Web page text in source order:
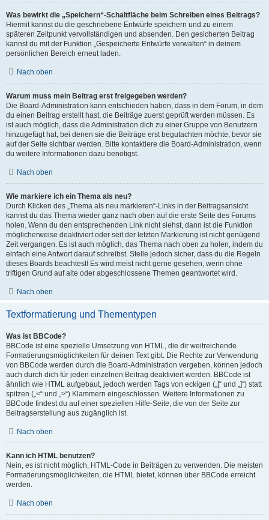
Was bewirkt die „Speichern“-Schaltfläche beim Schreiben eines Beitrags?
Hiermit kannst du die geschriebene Entwürfe speichern und zu einem
späteren Zeitpunkt vervollständigen und absenden. Den gesicherten Beitrag
kannst du mit der Funktion „Gespeicherte Entwürfe verwalten“ in deinem
persönlichen Bereich erneut laden.
Nach oben
Warum muss mein Beitrag erst freigegeben werden?
Die Board-Administration kann entschieden haben, dass in dem Forum, in dem
du einen Beitrag erstellt hast, die Beiträge zuerst geprüft werden müssen. Es
ist auch möglich, dass die Administration dich zu einer Gruppe von Benutzern
hinzugefügt hat, bei denen sie die Beiträge erst begutachten möchte, bevor sie
auf der Seite sichtbar werden. Bitte kontaktiere die Board-Administration, wenn
du weitere Informationen dazu benötigst.
Nach oben
Wie markiere ich ein Thema als neu?
Durch Klicken des „Thema als neu markieren“-Links in der Beitragsansicht
kannst du das Thema wieder ganz nach oben auf die erste Seite des Forums
holen. Wenn du den entsprechenden Link nicht siehst, dann ist die Funktion
möglicherweise deaktiviert oder seit der letzten Markierung ist nicht genügend
Zeit vergangen. Es ist auch möglich, das Thema nach oben zu holen, indem du
einfach eine Antwort darauf schreibst. Stelle jedoch sicher, dass du die Regeln
dieses Boards beachtest! Es wird meist nicht gerne gesehen, wenn ohne
triftigen Grund auf alte oder abgeschlossene Themen geantwortet wird.
Nach oben
Textformatierung und Thementypen
Was ist BBCode?
BBCode ist eine spezielle Umsetzung von HTML, die dir weitreichende
Formatierungsmöglichkeiten für deinen Text gibt. Die Rechte zur Verwendung
von BBCode werden durch die Board-Administration vergeben, können jedoch
auch durch dich für jeden einzelnen Beitrag deaktiviert werden. BBCode ist
ähnlich wie HTML aufgebaut, jedoch werden Tags von eckigen („[“ und „]“) statt
spitzen („<“ und „>“) Klammern eingeschlossen. Weitere Informationen zu
BBCode findest du auf einer speziellen Hilfe-Seite, die von der Seite zur
Beitragserstellung aus zugänglich ist.
Nach oben
Kann ich HTML benutzen?
Nein, es ist nicht möglich, HTML-Code in Beiträgen zu verwenden. Die meisten
Formatierungsmöglichkeiten, die HTML bietet, können über BBCode erreicht
werden.
Nach oben